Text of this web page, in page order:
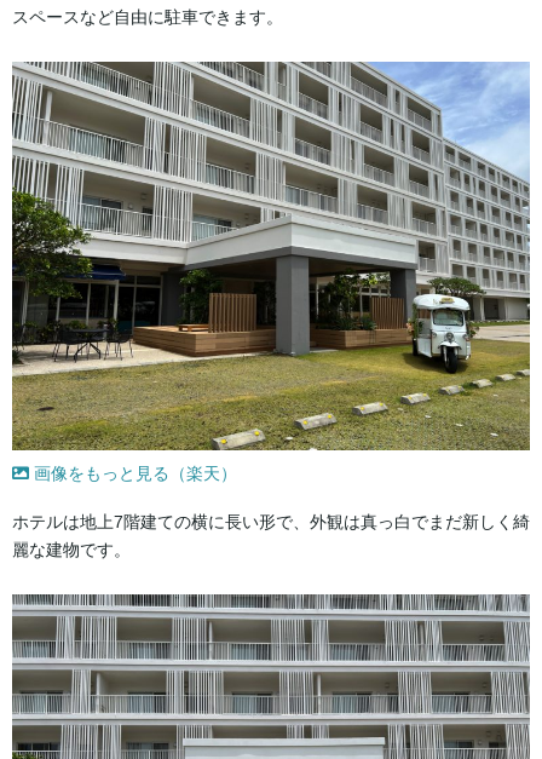
スペースなど自由に駐車できます。
画像をもっと見る（楽天）
ホテルは地上7階建ての横に長い形で、外観は真っ白でまだ新しく綺
麗な建物です。